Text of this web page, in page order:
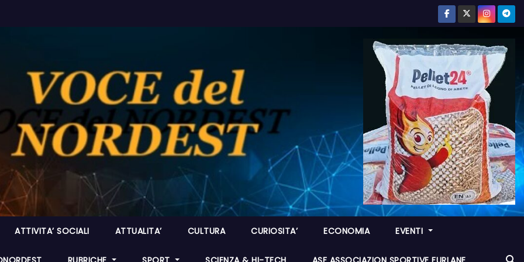
ATTIVITA’ SOCIALI ATTUALITA’ CULTURA CURIOSITA’ ECONOMIA EVENTI